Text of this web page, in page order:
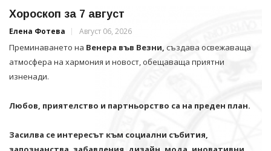
Хороскоп за 7 август
Елена Фотева Август 06, 2026
Преминаването на Венера във Везни, създава освежаваща
атмосфера на хармония и новост, обещаваща приятни
изненади.
Любов, приятелство и партньорство са на преден план.
Засилва се интересът към социални събития,